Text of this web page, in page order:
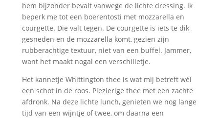
hem bijzonder bevalt vanwege de lichte dressing. Ik
beperk me tot een boerentosti met mozzarella en
courgette. Die valt tegen. De courgette is iets te dik
gesneden en de mozzarella komt, gezien zijn
rubberachtige textuur, niet van een buffel. Jammer,
want het maakt nogal een verschilletje.
Het kannetje Whittington thee is wat mij betreft wél
een schot in de roos. Plezierige thee met een zachte
afdronk. Na deze lichte lunch, genieten we nog lange
tijd van een wijntje of twee, om daarna een